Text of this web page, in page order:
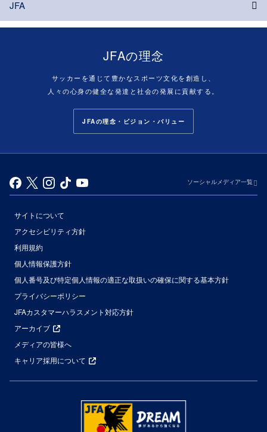
JFA
JFAの理念
サッカーを通じて豊かなスポーツ文化を創造し、
人々の心身の健全な発達と社会の発展に貢献する。
JFAの理念・ビジョン・バリュー
ソーシャルメディア一覧
サイトについて
アクセシビリティ方針
利用規約
個人情報保護方針
個人番号及び特定個人情報の適正な取扱いの確保に関する基本方針
プライバシーポリシー
JFAカスタマーハラスメント対応方針
アーカイブ
メディアの皆様へ
キャリア採用について